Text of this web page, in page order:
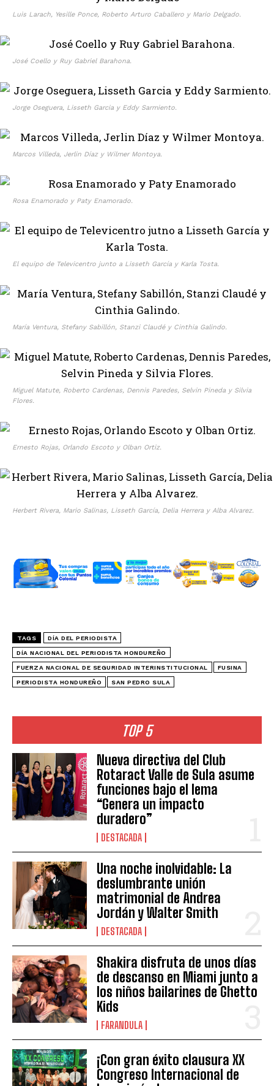
TOP 5
Nueva directiva del Club
Rotaract Valle de Sula asume
funciones bajo el lema
“Genera un impacto
duradero”
DESTACADA
Una noche inolvidable: La
deslumbrante unión
matrimonial de Andrea
Jordán y Walter Smith
DESTACADA
Shakira disfruta de unos días
de descanso en Miami junto a
los niños bailarines de Ghetto
Kids
FARANDULA
¡Con gran éxito clausura XX
Congreso Internacional de
Luis Larach, Yesille Ponce, Roberto Arturo Caballero y Mario Delgado.
José Coello y Ruy Gabriel Barahona.
Jorge Oseguera, Lisseth Garcia y Eddy Sarmiento.
Marcos Villeda, Jerlin Díaz y Wilmer Montoya.
Rosa Enamorado y Paty Enamorado.
El equipo de Televicentro junto a Lisseth García y Karla Tosta.
María Ventura, Stefany Sabillón, Stanzi Claudé y Cinthia Galindo.
Miguel Matute, Roberto Cardenas, Dennis Paredes, Selvin Pineda y Silvia
Flores.
Ernesto Rojas, Orlando Escoto y Olban Ortiz.
Herbert Rivera, Mario Salinas, Lisseth García, Delia Herrera y Alba Alvarez.
TAGS DÍA DEL PERIODISTA
DÍA NACIONAL DEL PERIODISTA HONDUREÑO
FUERZA NACIONAL DE SEGURIDAD INTERINSTITUCIONAL FUSINA
PERIODISTA HONDUREÑO SAN PEDRO SULA